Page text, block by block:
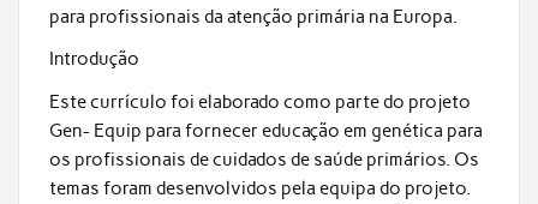
para profissionais da atenção primária na Europa.
Introdução
Este currículo foi elaborado como parte do projeto
Gen- Equip para fornecer educação em genética para
os profissionais de cuidados de saúde primários. Os
temas foram desenvolvidos pela equipa do projeto.